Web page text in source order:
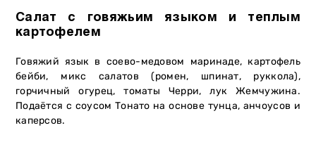
Салат с говяжьим языком и теплым
картофелем
Говяжий язык в соево-медовом маринаде, картофель
бейби, микс салатов (ромен, шпинат, руккола),
горчичный огурец, томаты Черри, лук Жемчужина.
Подаётся с соусом Тонато на основе тунца, анчоусов и
каперсов.